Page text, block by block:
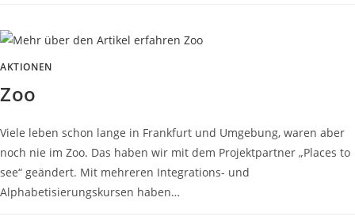
AKTIONEN
Zoo
Viele leben schon lange in Frankfurt und Umgebung, waren aber
noch nie im Zoo. Das haben wir mit dem Projektpartner „Places to
see“ geändert. Mit mehreren Integrations- und
Alphabetisierungskursen haben…